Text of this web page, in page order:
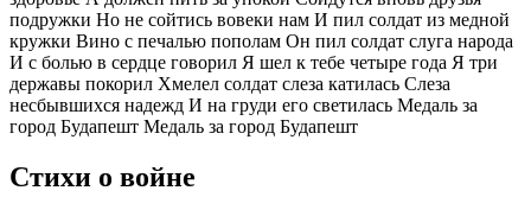
подружки Но не сойтись вовеки нам И пил солдат из медной
кружки Вино с печалью пополам Он пил солдат слуга народа
И с болью в сердце говорил Я шел к тебе четыре года Я три
державы покорил Хмелел солдат слеза катилась Слеза
несбывшихся надежд И на груди его светилась Медаль за
город Будапешт Медаль за город Будапешт
Стихи о войне